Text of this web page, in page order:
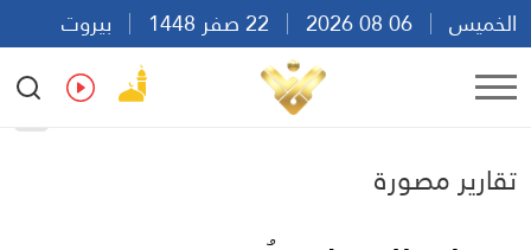
الخميس
بيروت
17:42
Ar
تقارير مصورة